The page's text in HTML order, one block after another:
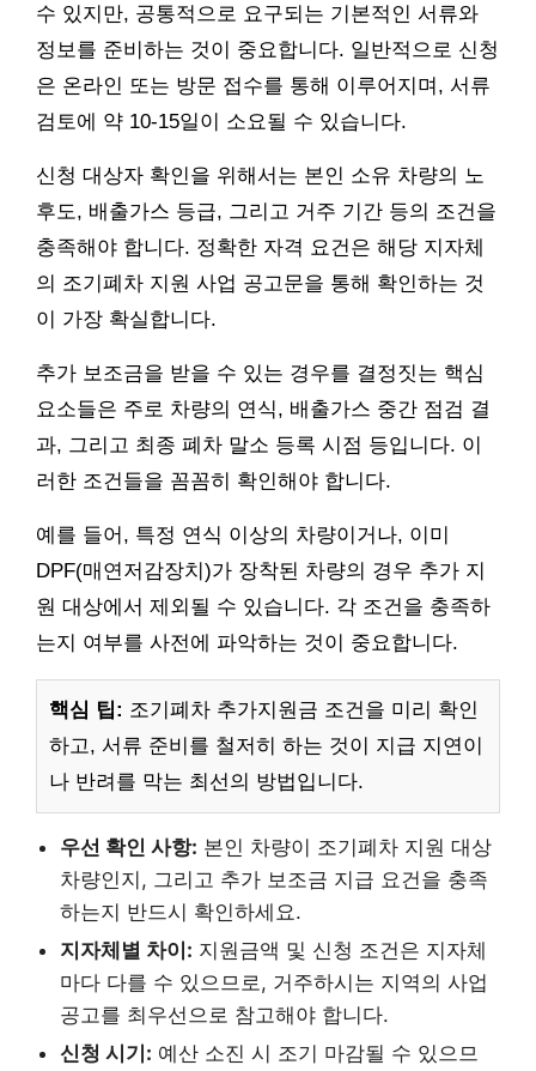
수 있지만, 공통적으로 요구되는 기본적인 서류와
정보를 준비하는 것이 중요합니다. 일반적으로 신청
은 온라인 또는 방문 접수를 통해 이루어지며, 서류
검토에 약 10-15일이 소요될 수 있습니다.
신청 대상자 확인을 위해서는 본인 소유 차량의 노
후도, 배출가스 등급, 그리고 거주 기간 등의 조건을
충족해야 합니다. 정확한 자격 요건은 해당 지자체
의 조기폐차 지원 사업 공고문을 통해 확인하는 것
이 가장 확실합니다.
추가 보조금을 받을 수 있는 경우를 결정짓는 핵심
요소들은 주로 차량의 연식, 배출가스 중간 점검 결
과, 그리고 최종 폐차 말소 등록 시점 등입니다. 이
러한 조건들을 꼼꼼히 확인해야 합니다.
예를 들어, 특정 연식 이상의 차량이거나, 이미
DPF(매연저감장치)가 장착된 차량의 경우 추가 지
원 대상에서 제외될 수 있습니다. 각 조건을 충족하
는지 여부를 사전에 파악하는 것이 중요합니다.
핵심 팁: 조기폐차 추가지원금 조건을 미리 확인
하고, 서류 준비를 철저히 하는 것이 지급 지연이
나 반려를 막는 최선의 방법입니다.
우선 확인 사항: 본인 차량이 조기폐차 지원 대상
차량인지, 그리고 추가 보조금 지급 요건을 충족
하는지 반드시 확인하세요.
지자체별 차이: 지원금액 및 신청 조건은 지자체
마다 다를 수 있으므로, 거주하시는 지역의 사업
공고를 최우선으로 참고해야 합니다.
신청 시기: 예산 소진 시 조기 마감될 수 있으므